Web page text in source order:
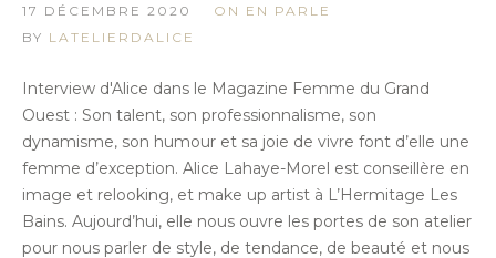
17 DÉCEMBRE 2020
ON EN PARLE
BY LATELIERDALICE
Interview d'Alice dans le Magazine Femme du Grand
Ouest : Son talent, son professionnalisme, son
dynamisme, son humour et sa joie de vivre font d’elle une
femme d’exception. Alice Lahaye-Morel est conseillère en
image et relooking, et make up artist à L’Hermitage Les
Bains. Aujourd’hui, elle nous ouvre les portes de son atelier
pour nous parler de style, de tendance, de beauté et nous